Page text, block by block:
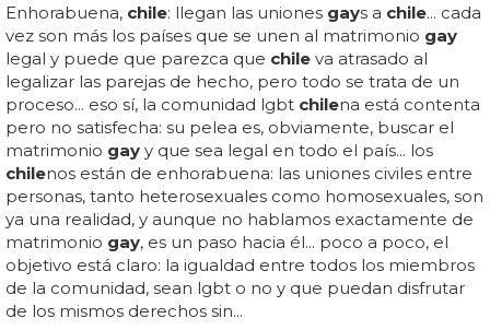
Enhorabuena, chile: llegan las uniones gays a chile... cada
vez son más los países que se unen al matrimonio gay
legal y puede que parezca que chile va atrasado al
legalizar las parejas de hecho, pero todo se trata de un
proceso... eso sí, la comunidad lgbt chilena está contenta
pero no satisfecha: su pelea es, obviamente, buscar el
matrimonio gay y que sea legal en todo el país... los
chilenos están de enhorabuena: las uniones civiles entre
personas, tanto heterosexuales como homosexuales, son
ya una realidad, y aunque no hablamos exactamente de
matrimonio gay, es un paso hacia él... poco a poco, el
objetivo está claro: la igualdad entre todos los miembros
de la comunidad, sean lgbt o no y que puedan disfrutar
de los mismos derechos sin...